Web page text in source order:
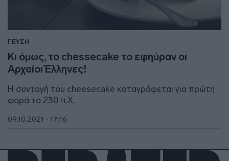
ΓΕΥΣΗ
Κι όμως, το chessecake το εφηύραν οι
Αρχαίοι Έλληνες!
Η συνταγή του cheesecake καταγράφεται για πρώτη
φορά το 230 π.Χ.
09.10.2021 - 17:16